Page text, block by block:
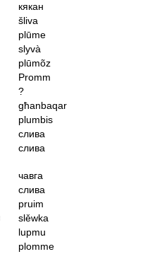
кякан
šliva
plūme
slyvà
plūmõz
Promm
?
għanbaqar
plumbis
слива
слива
чавга
слива
pruim
slěwka
lupmu
plomme